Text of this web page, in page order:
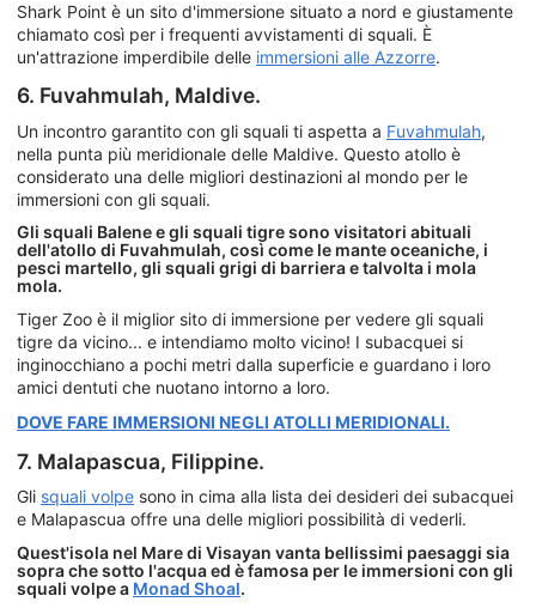
Shark Point è un sito d'immersione situato a nord e giustamente
chiamato così per i frequenti avvistamenti di squali. È
un'attrazione imperdibile delle immersioni alle Azzorre.
6. Fuvahmulah, Maldive.
Un incontro garantito con gli squali ti aspetta a Fuvahmulah,
nella punta più meridionale delle Maldive. Questo atollo è
considerato una delle migliori destinazioni al mondo per le
immersioni con gli squali.
Gli squali Balene e gli squali tigre sono visitatori abituali
dell'atollo di Fuvahmulah, così come le mante oceaniche, i
pesci martello, gli squali grigi di barriera e talvolta i mola
mola.
Tiger Zoo è il miglior sito di immersione per vedere gli squali
tigre da vicino... e intendiamo molto vicino! I subacquei si
inginocchiano a pochi metri dalla superficie e guardano i loro
amici dentuti che nuotano intorno a loro.
DOVE FARE IMMERSIONI NEGLI ATOLLI MERIDIONALI.
7. Malapascua, Filippine.
Gli squali volpe sono in cima alla lista dei desideri dei subacquei
e Malapascua offre una delle migliori possibilità di vederli.
Quest'isola nel Mare di Visayan vanta bellissimi paesaggi sia
sopra che sotto l'acqua ed è famosa per le immersioni con gli
squali volpe a Monad Shoal.